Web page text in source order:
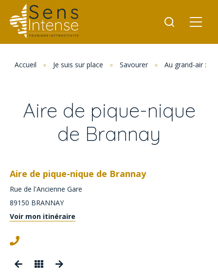
Accueil » Je suis sur place » Savourer » Au grand-air :
Aire de pique-nique
de Brannay
Aire de pique-nique de Brannay
Rue de l'Ancienne Gare
89150 BRANNAY
Voir mon itinéraire